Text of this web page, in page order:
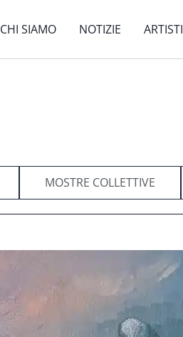
CHI SIAMO NOTIZIE ARTISTI
MOSTRE COLLETTIVE